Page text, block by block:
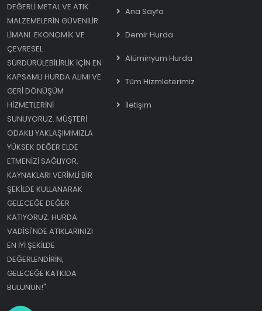
DEĞERLI METAL VE ATIK
MALZEMELERIN GÜVENILIR
LIMANI. EKONOMIK VE
ÇEVRESEL
SÜRDÜRÜLEBILIRLIK IÇIN EN
KAPSAMLI HURDA ALIMI VE
GERI DÖNÜŞÜM
HIZMETLERINI
SUNUYORUZ. MÜŞTERI
ODAKLI YAKLAŞIMIMIZLA
YÜKSEK DEĞER ELDE
ETMENIZI SAĞLIYOR,
KAYNAKLARI VERIMLI BIR
ŞEKILDE KULLANARAK
GELECEĞE DEĞER
KATIYORUZ. HURDA
VADISI'NDE ATIKLARINIZI
EN IYI ŞEKILDE
DEĞERLENDIRIN,
GELECEĞE KATKIDA
BULUNUN!"
Ana Sayfa
Demir Hurda
Alüminyum Hurda
Tüm Hizmleterimiz
İletişim